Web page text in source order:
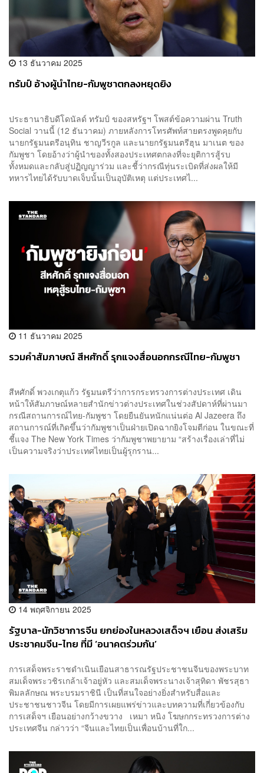
13 ธันวาคม 2025
ทรัมป์ อ้างผู้นำไทย-กัมพูชาตกลงหยุดยิง
ประธานาธิบดีโดนัลด์ ทรัมป์ ของสหรัฐฯ โพสต์ข้อความผ่าน Truth
Social วานนี้ (12 ธันวาคม) ภายหลังการโทรศัพท์สายตรงพูดคุยกับ
นายกรัฐมนตรีอนุทิน ชาญวีรกูล และนายกรัฐมนตรีฮุน มาเนต ของ
กัมพูชา โดยอ้างว่าผู้นำของทั้งสองประเทศตกลงที่จะยุติการสู้รบ
ทั้งหมดและกลับสู่ปฏิญญาร่วม และชี้ว่ากรณีทุ่นระเบิดที่ส่งผลให้มี
ทหารไทยได้รับบาดเจ็บนั้นเป็นอุบัติเหตุ แต่ประเทศไ...
11 ธันวาคม 2025
รวมคำสัมภาษณ์ สีหศักดิ์ รุกแจงสื่อนอกกรณีไทย-กัมพูชา
สีหศักดิ์ พวงเกตุแก้ว รัฐมนตรีว่าการกระทรวงการต่างประเทศ เดิน
หน้าให้สัมภาษณ์หลายสำนักข่าวต่างประเทศในช่วงสัปดาห์ที่ผ่านมา
กรณีสถานการณ์ไทย-กัมพูชา โดยยืนยันหนักแน่นต่อ Al Jazeera ถึง
สถานการณ์ที่เกิดขึ้นว่ากัมพูชาเป็นฝ่ายเปิดฉากยิงโจมตีก่อน ในขณะที่
ชี้แจง The New York Times ว่ากัมพูชาพยายาม “สร้างเรื่องเล่าที่ไม่
เป็นความจริงว่าประเทศไทยเป็นผู้รุกราน...
14 พฤศจิกายน 2025
รัฐบาล-นักวิชาการจีน ยกย่องในหลวงเสด็จฯ เยือน ส่งเสริม
ประชาคมจีน-ไทย ที่มี ‘อนาคตร่วมกัน’
การเสด็จพระราชดำเนินเยือนสาธารณรัฐประชาชนจีนของพระบาท
สมเด็จพระวชิรเกล้าเจ้าอยู่หัว และสมเด็จพระนางเจ้าสุทิดา พัชรสุธา
พิมลลักษณ พระบรมราชินี เป็นที่สนใจอย่างยิ่งสำหรับสื่อและ
ประชาชนชาวจีน โดยมีการเผยแพร่ข่าวและบทความที่เกี่ยวข้องกับ
การเสด็จฯ เยือนอย่างกว้างขวาง เหมา หนิง โฆษกกระทรวงการต่าง
ประเทศจีน กล่าวว่า “จีนและไทยเป็นเพื่อนบ้านที่ใก...